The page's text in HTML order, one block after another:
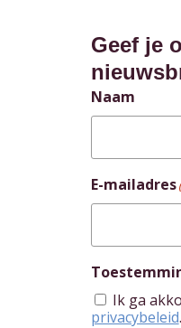
Geef je
Naam
E-mailadres
Ik ga
privacybeleid.